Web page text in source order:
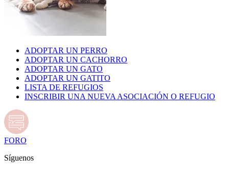
ADOPTAR UN PERRO
ADOPTAR UN CACHORRO
ADOPTAR UN GATO
ADOPTAR UN GATITO
LISTA DE REFUGIOS
INSCRIBIR UNA NUEVA ASOCIACIÓN O REFUGIO
FORO
Síguenos